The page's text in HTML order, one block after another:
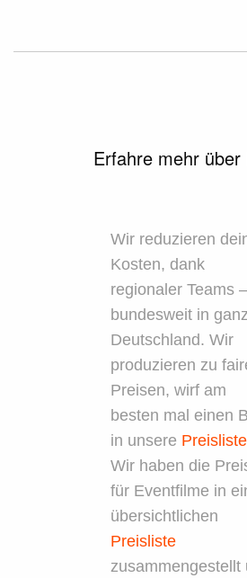
Erfahre mehr über
Wir reduzieren
Kosten, dank
regionaler Teams –
bundesweit in ganz
Deutschland. Wir
produzieren zu
Preisen, wirf am
besten mal einen
in unsere Preisliste
Wir haben die
für Eventfilme in
übersichtlichen
Preisliste
zusammengestellt